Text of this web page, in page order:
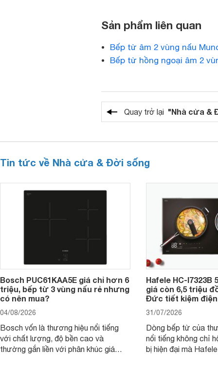
Sản phẩm liên quan
Bếp từ âm 2 vùng nấu
Bếp từ hồng ngoại âm 2
Quay trở lại "Nhà cửa &
Tin tức về Nhà cửa & Đời sống
Bosch PUC61KAA5E giá chỉ hơn 6
triệu, bếp từ 3 vùng nấu rẻ nhưng
có nên mua?
04/08/2026
Bosch vốn là thương hiệu nổi tiếng
với chất lượng, độ bền cao và
thường gắn liền với phân khúc giá
Hafele HC-I7323B
giá còn 6,5 triệu
Đức tiết kiệm
31/07/2026
Dòng bếp từ của
nổi tiếng không chỉ
bị hiện đại mà